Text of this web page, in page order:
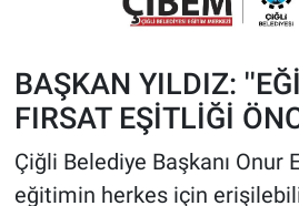
BAŞKAN YILDIZ:
FIRSAT EŞİTLİĞİ
Çiğli Belediye Başkanı Onur
eğitimin herkes için